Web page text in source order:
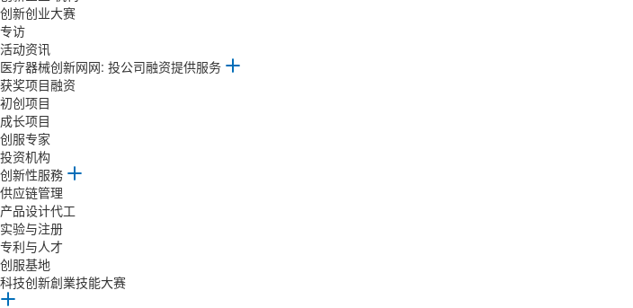
创新创业大赛
专访
活动资讯
医疗器械创新网网: 投公司融资提供服务
获奖项目融资
初创项目
成长项目
创服专家
投资机构
创新性服務
供应链管理
产品设计代工
实验与注册
专利与人才
创服基地
科技创新創業技能大赛